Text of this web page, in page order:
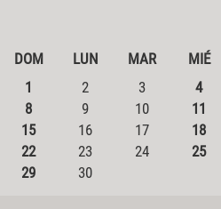
DOM LUN MAR MIÉ
1
2 3 4
8
9 10 11
15
16 17 18
22
23 24 25
29
30